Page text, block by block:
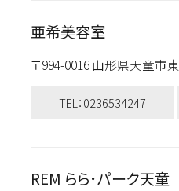
亜希美容室
〒994-0016 山形県天童市
TEL：0236534247
REM らら･パーク天童